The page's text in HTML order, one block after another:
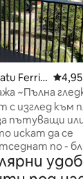
Ferrin
~Пълна
The Sea B07
с изглед към
пътуващи
искат да се
по -